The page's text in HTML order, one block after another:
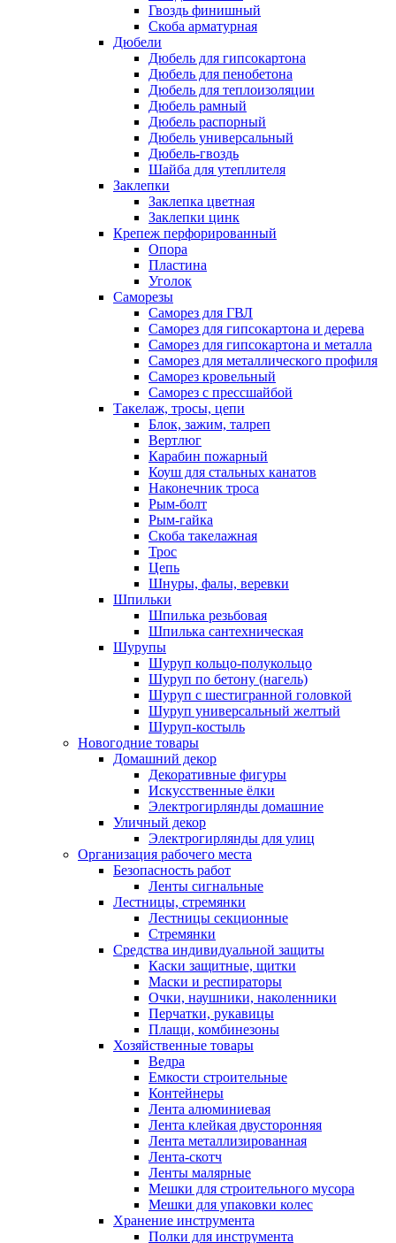
Гвоздь финишный
Скоба арматурная
Дюбели
Дюбель для гипсокартона
Дюбель для пенобетона
Дюбель для теплоизоляции
Дюбель рамный
Дюбель распорный
Дюбель универсальный
Дюбель-гвоздь
Шайба для утеплителя
Заклепки
Заклепка цветная
Заклепки цинк
Крепеж перфорированный
Опора
Пластина
Уголок
Саморезы
Саморез для ГВЛ
Саморез для гипсокартона и дерева
Саморез для гипсокартона и металла
Саморез для металлического профиля
Саморез кровельный
Саморез с прессшайбой
Такелаж, тросы, цепи
Блок, зажим, талреп
Вертлюг
Карабин пожарный
Коуш для стальных канатов
Наконечник троса
Рым-болт
Рым-гайка
Скоба такелажная
Трос
Цепь
Шнуры, фалы, веревки
Шпильки
Шпилька резьбовая
Шпилька сантехническая
Шурупы
Шуруп кольцо-полукольцо
Шуруп по бетону (нагель)
Шуруп с шестигранной головкой
Шуруп универсальный желтый
Шуруп-костыль
Новогодние товары
Домашний декор
Декоративные фигуры
Искусственные ёлки
Электрогирлянды домашние
Уличный декор
Электрогирлянды для улиц
Организация рабочего места
Безопасность работ
Ленты сигнальные
Лестницы, стремянки
Лестницы секционные
Стремянки
Средства индивидуальной защиты
Каски защитные, щитки
Маски и респираторы
Очки, наушники, наколенники
Перчатки, рукавицы
Плащи, комбинезоны
Хозяйственные товары
Ведра
Емкости строительные
Контейнеры
Лента алюминиевая
Лента клейкая двусторонняя
Лента металлизированная
Лента-скотч
Ленты малярные
Мешки для строительного мусора
Мешки для упаковки колес
Хранение инструмента
Полки для инструмента